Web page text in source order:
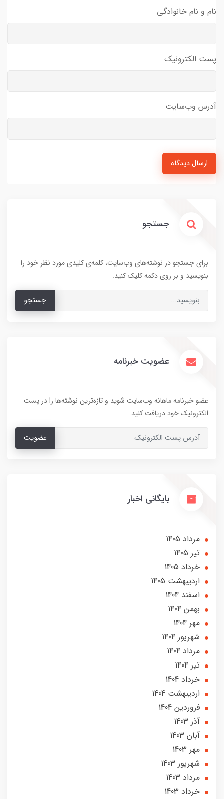
نام و نام خانوادگی
پست الکترونیک
آدرس وب‌سایت
ارسال دیدگاه
جستجو
برای جستجو در نوشته‌های وب‌سایت، کلمه‌ی کلیدی مورد نظر خود را
بنویسید و بر روی دکمه کلیک کنید.
جستجو
عضویت خبرنامه
عضو خبرنامه ماهانه وب‌سایت شوید و تازه‌ترین نوشته‌ها را در پست
الکترونیک خود دریافت کنید.
عضویت
بایگانی اخبار
مرداد 1405
تير 1405
خرداد 1405
ارديبهشت 1405
اسفند 1404
بهمن 1404
مهر 1404
شهریور 1404
مرداد 1404
تير 1404
خرداد 1404
ارديبهشت 1404
فروردین 1404
آذر 1403
آبان 1403
مهر 1403
شهریور 1403
مرداد 1403
خرداد 1403